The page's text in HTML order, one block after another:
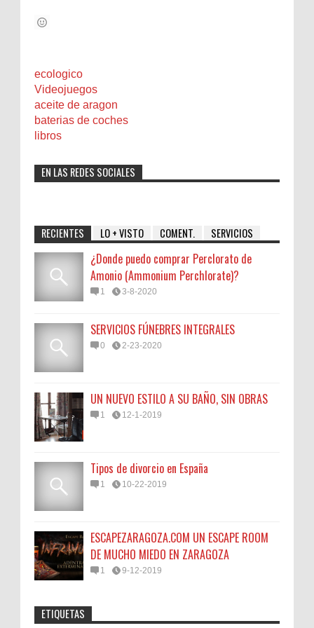
ecologico
Videojuegos
aceite de aragon
baterias de coches
libros
EN LAS REDES SOCIALES
RECIENTES LO + VISTO COMENT. SERVICIOS
¿Donde puedo comprar Perclorato de
Amonio (Ammonium Perchlorate)?
1 3-8-2020
SERVICIOS FÚNEBRES INTEGRALES
0 2-23-2020
UN NUEVO ESTILO A SU BAÑO, SIN OBRAS
1 12-1-2019
Tipos de divorcio en España
1 10-22-2019
ESCAPEZARAGOZA.COM UN ESCAPE ROOM
DE MUCHO MIEDO EN ZARAGOZA
1 9-12-2019
Anonymous:
45N
ETIQUETAS